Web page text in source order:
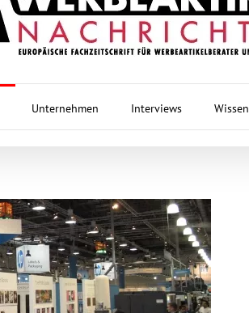
Unternehmen Interviews Wissen